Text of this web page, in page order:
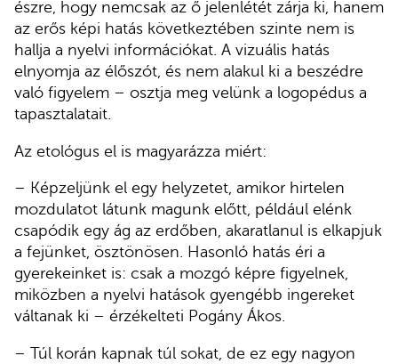
észre, hogy nemcsak az ő jelenlétét zárja ki, hanem
az erős képi hatás következtében szinte nem is
hallja a nyelvi információkat. A vizuális hatás
elnyomja az élőszót, és nem alakul ki a beszédre
való figyelem – osztja meg velünk a logopédus a
tapasztalatait.
Az etológus el is magyarázza miért:
– Képzeljünk el egy helyzetet, amikor hirtelen
mozdulatot látunk magunk előtt, például elénk
csapódik egy ág az erdőben, akaratlanul is elkapjuk
a fejünket, ösztönösen. Hasonló hatás éri a
gyerekeinket is: csak a mozgó képre figyelnek,
miközben a nyelvi hatások gyengébb ingereket
váltanak ki – érzékelteti Pogány Ákos.
– Túl korán kapnak túl sokat, de ez egy nagyon